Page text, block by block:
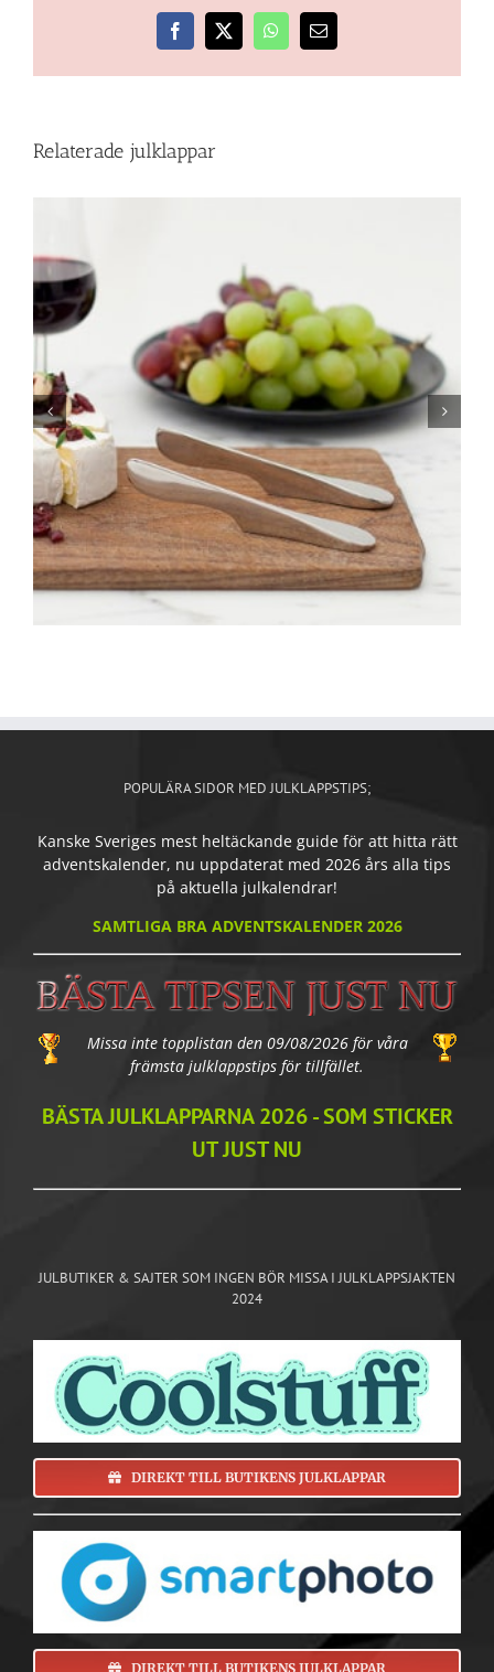
Facebook
X WhatsApp
E-
Relaterade julklappar
POPULÄRA SIDOR MED JULKLAPPSTIPS;
Kanske Sveriges mest heltäckande guide för att hitta rätt
adventskalender, nu uppdaterat med 2026 års alla tips
på aktuella julkalendrar!
SAMTLIGA BRA ADVENTSKALENDER 2026
Missa inte topplistan den 09/08/2026 för våra
främsta julklappstips för tillfället.
BÄSTA JULKLAPPARNA 2026 - SOM STICKER
UT JUST NU
JULBUTIKER & SAJTER SOM INGEN BÖR MISSA I JULKLAPPSJAKTEN
2024
DIREKT TILL BUTIKENS JULKLAPPAR
DIREKT TILL BUTIKENS JULKLAPPAR